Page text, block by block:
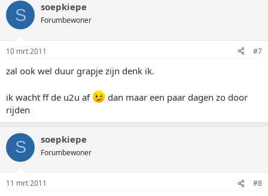
S soepkiepe
Forumbewoner
10 mrt 2011 #7
zal ook wel duur grapje zijn denk ik.
ik wacht ff de u2u af
dan maar een paar dagen zo door
rijden
S soepkiepe
Forumbewoner
11 mrt 2011 #8